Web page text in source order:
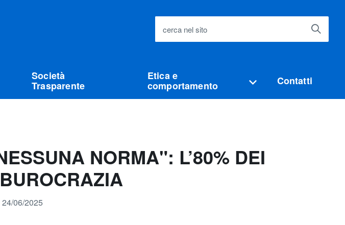
cerca nel sito
Società
Trasparente
Etica e
comportamento Contatti
NORMA": L’80% DEI
24/06/2025